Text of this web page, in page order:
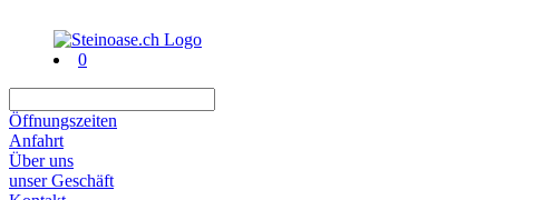
0
Öffnungszeiten
Anfahrt
Über uns
unser Geschäft